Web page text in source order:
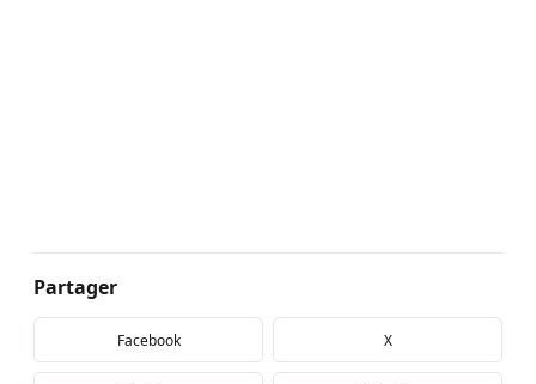
Partager
Facebook X